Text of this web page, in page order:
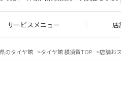
サービスメニュー 店
のタイヤ館 タイヤ館 横須賀TOP 店舗お